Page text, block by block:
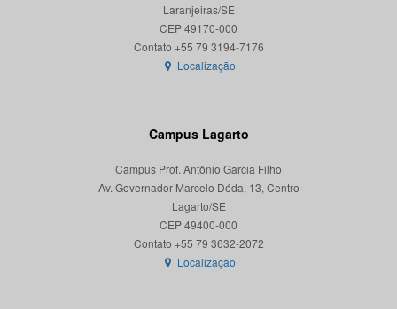
Laranjeiras/SE
CEP 49170-000
Localização
Campus Lagarto
Campus Prof. Antônio Garcia Filho
Av. Governador Marcelo Déda, 13, Centro
Lagarto/SE
CEP 49400-000
Localização